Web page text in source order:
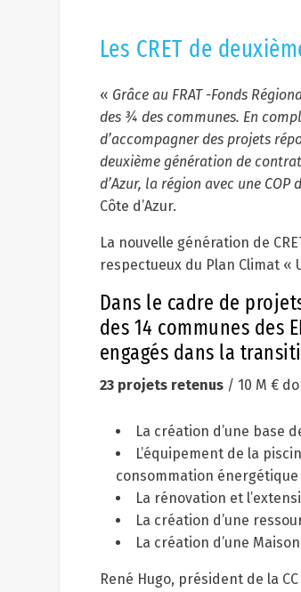
Les CRET de
« Grâce au FRAT -Fonds
des ¾ des communes. En
d’accompagner des projets
deuxième génération de
d’Azur, la région avec une COP
Côte d’Azur.
La nouvelle génération de
respectueux du Plan Climat «
Dans le cadre de
des 14 communes des
engagés dans la
23 projets retenus/ 10 M €
La création d’une base
L’équipement de la
consommation
La rénovation et
La création d’une
La création d’une
René Hugo, président de la